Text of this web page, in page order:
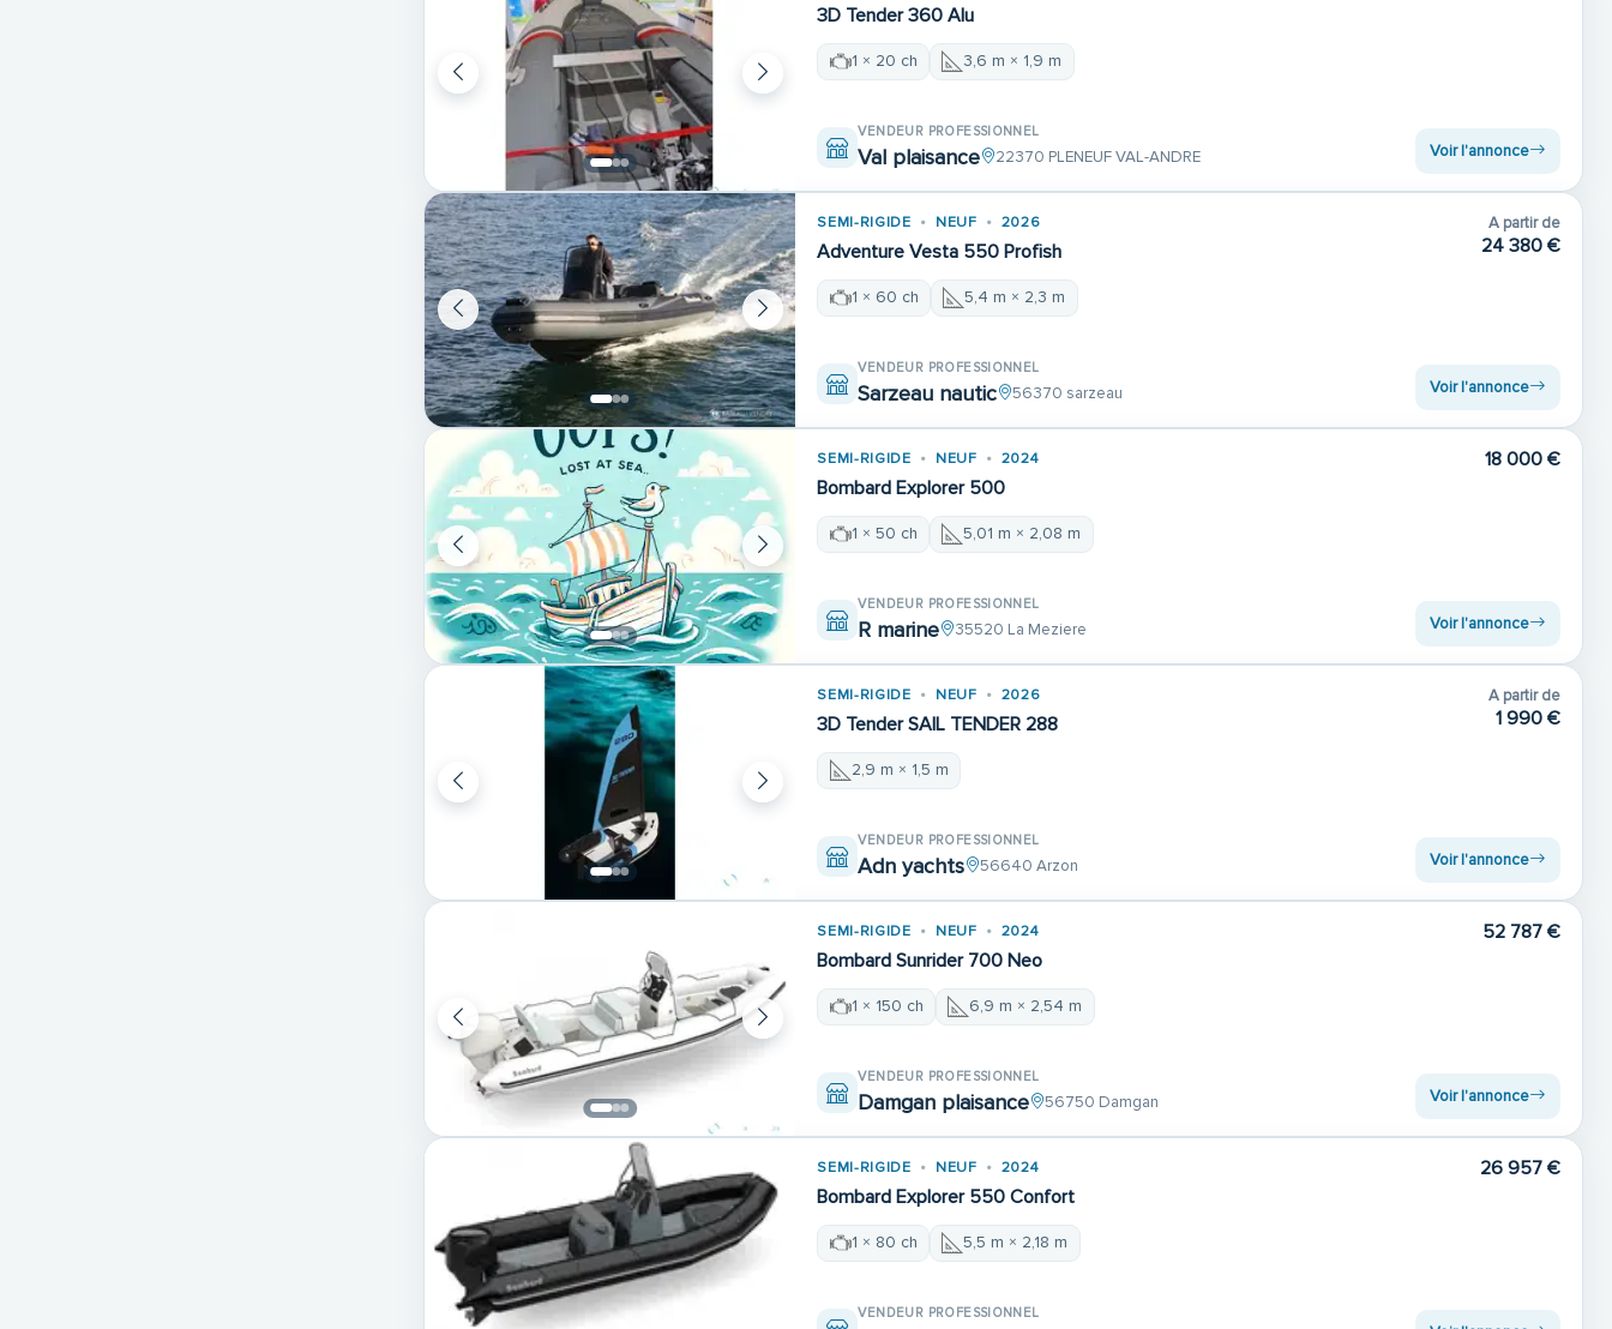
3D Tender 360 Alu
1 × 20 ch 3,6 m × 1,9 m
VENDEUR PROFESSIONNEL
Val plaisance 22370 PLENEUF VAL-ANDRE Voir l'annonce
SEMI-RIGIDE NEUF 2026
Adventure Vesta 550 Profish
A partir de
24 380 €
1 × 60 ch 5,4 m × 2,3 m
VENDEUR PROFESSIONNEL
Sarzeau nautic 56370 sarzeau Voir l'annonce
SEMI-RIGIDE NEUF 2024
Bombard Explorer 500
18 000 €
1 × 50 ch 5,01 m × 2,08 m
VENDEUR PROFESSIONNEL
R marine 35520 La Meziere Voir l'annonce
SEMI-RIGIDE NEUF 2026
3D Tender SAIL TENDER 288
A partir de
1 990 €
2,9 m × 1,5 m
VENDEUR PROFESSIONNEL
Adn yachts 56640 Arzon Voir l'annonce
SEMI-RIGIDE NEUF 2024
Bombard Sunrider 700 Neo
52 787 €
1 × 150 ch 6,9 m × 2,54 m
VENDEUR PROFESSIONNEL
Damgan plaisance 56750 Damgan Voir l'annonce
SEMI-RIGIDE NEUF 2024
Bombard Explorer 550 Confort
26 957 €
1 × 80 ch 5,5 m × 2,18 m
VENDEUR PROFESSIONNEL